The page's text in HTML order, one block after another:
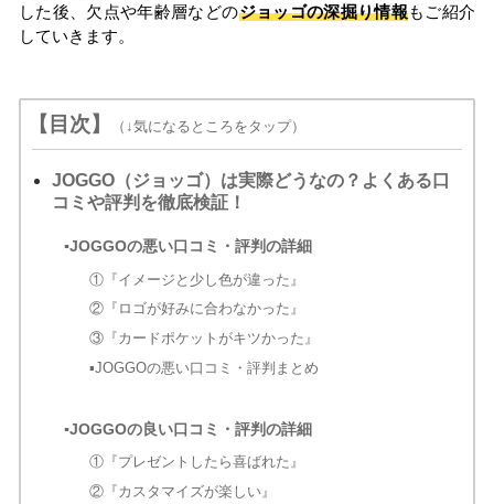
した後、欠点や年齢層などのジョッゴの深掘り情報もご紹介
していきます。
【目次】 （↓気になるところをタップ）
JOGGO（ジョッゴ）は実際どうなの？よくある口
コミや評判を徹底検証！
▪JOGGOの悪い口コミ・評判の詳細
①『イメージと少し色が違った』
②『ロゴが好みに合わなかった』
③『カードポケットがキツかった』
▪JOGGOの悪い口コミ・評判まとめ
▪JOGGOの良い口コミ・評判の詳細
①『プレゼントしたら喜ばれた』
②『カスタマイズが楽しい』